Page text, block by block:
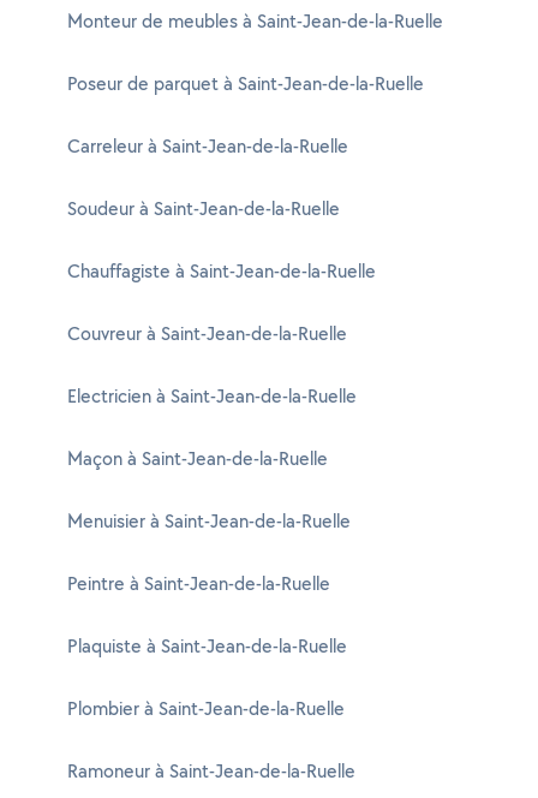
Monteur de meubles à Saint-Jean-de-la-Ruelle
Poseur de parquet à Saint-Jean-de-la-Ruelle
Carreleur à Saint-Jean-de-la-Ruelle
Soudeur à Saint-Jean-de-la-Ruelle
Chauffagiste à Saint-Jean-de-la-Ruelle
Couvreur à Saint-Jean-de-la-Ruelle
Electricien à Saint-Jean-de-la-Ruelle
Maçon à Saint-Jean-de-la-Ruelle
Menuisier à Saint-Jean-de-la-Ruelle
Peintre à Saint-Jean-de-la-Ruelle
Plaquiste à Saint-Jean-de-la-Ruelle
Plombier à Saint-Jean-de-la-Ruelle
Ramoneur à Saint-Jean-de-la-Ruelle